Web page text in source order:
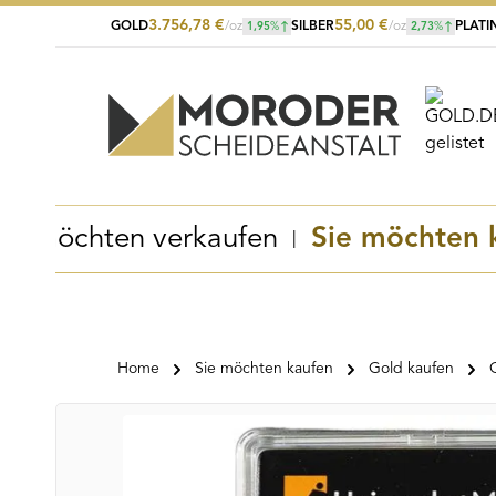
Zum Hauptinhalt springen
Zur Suche springen
Zur Hauptnavigation springen
GOLD3.756,78 €/oz 1,95% SILBER55,00 €/oz 2,73%
möchten verkaufen Sie möchten
Home Sie möchten kaufen Gold kaufen
Bildergalerie überspringen